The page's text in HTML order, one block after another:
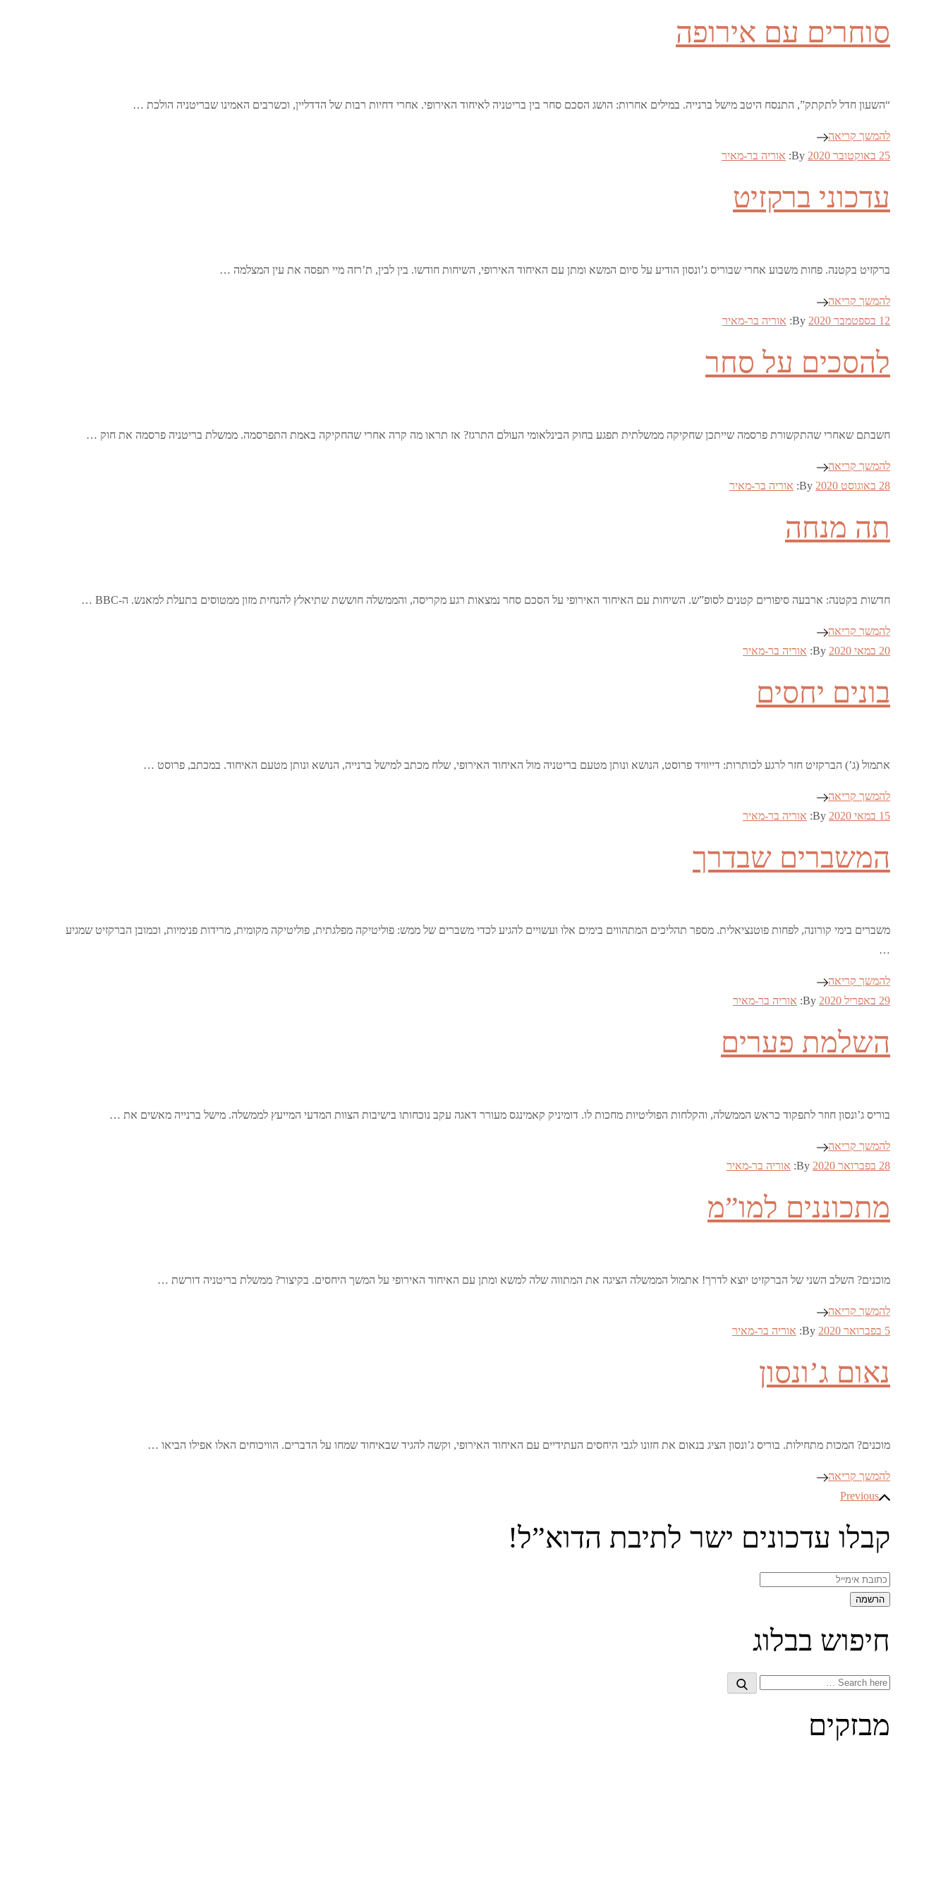
סוחרים עם אירופה
“השעון חדל לתקתק”, התנסח היטב מישל ברנייה. במילים אחרות: הושג הסכם סחר בין בריטניה לאיחוד האירופי. אחרי דחיות רבות של הדדליין, וכשרבים האמינו שבריטניה הולכת …
להמשך קריאה
Posted
25 באוקטובר 2020 By: אוריה בר-מאיר
עדכוני ברקזיט
ברקזיט בקטנה. פחות משבוע אחרי שבוריס ג’ונסון הודיע על סיום המשא ומתן עם האיחוד האירופי, השיחות חודשו. בין לבין, ת’רזה מיי תפסה את עין המצלמה …
להמשך קריאה
Posted
12 בספטמבר 2020 By: אוריה בר-מאיר
להסכים על סחר
חשבתם שאחרי שהתקשורת פרסמה שייתכן שחקיקה ממשלתית תפגע בחוק הבינלאומי העולם התרגז? אז תראו מה קרה אחרי שהחקיקה באמת התפרסמה. ממשלת בריטניה פרסמה את חוק …
להמשך קריאה
Posted
28 באוגוסט 2020 By: אוריה בר-מאיר
תה מנחה
חדשות בקטנה: ארבעה סיפורים קטנים לסופ”ש. השיחות עם האיחוד האירופי על הסכם סחר נמצאות רגע מקריסה, והממשלה חוששת שתיאלץ להנחית מזון ממטוסים בתעלת למאנש. ה-BBC …
להמשך קריאה
Posted
20 במאי 2020 By: אוריה בר-מאיר
בונים יחסים
אתמול (ג’) הברקזיט חזר לרגע לכותרות: דייוויד פרוסט, הנושא ונותן מטעם בריטניה מול האיחוד האירופי, שלח מכתב למישל ברנייה, הנושא ונותן מטעם האיחוד. במכתב, פרוסט …
להמשך קריאה
Posted
15 במאי 2020 By: אוריה בר-מאיר
המשברים שבדרך
משברים בימי קורונה, לפחות פוטנציאלית. מספר תהליכים המתהווים בימים אלו ועשויים להגיע לכדי משברים של ממש: פוליטיקה מפלגתית, פוליטיקה מקומית, מרידות פנימיות, וכמובן הברקזיט שמגיע
…
להמשך קריאה
Posted
29 באפריל 2020 By: אוריה בר-מאיר
השלמת פערים
בוריס ג’ונסון חוזר לתפקוד כראש הממשלה, והקלחות הפוליטיות מחכות לו. דומיניק קאמינגס מעורר דאגה עקב נוכחותו בישיבות הצוות המדעי המייעץ לממשלה. מישל ברנייה מאשים את …
להמשך קריאה
Posted
28 בפברואר 2020 By: אוריה בר-מאיר
מתכוננים למו”מ
מוכנים? השלב השני של הברקזיט יוצא לדרך! אתמול הממשלה הציגה את המתווה שלה למשא ומתן עם האיחוד האירופי על המשך היחסים. בקיצור? ממשלת בריטניה דורשת …
להמשך קריאה
Posted
5 בפברואר 2020 By: אוריה בר-מאיר
נאום ג’ונסון
מוכנים? המכות מתחילות. בוריס ג’ונסון הציג בנאום את חזונו לגבי היחסים העתידיים עם האיחוד האירופי, וקשה להגיד שבאיחוד שמחו על הדברים. הוויכוחים האלו אפילו הביאו …
להמשך קריאה
ניווט
Previous
קבלו עדכונים ישר לתיבת הדוא”ל!
חיפוש בבלוג
Search
Search
מבזקים